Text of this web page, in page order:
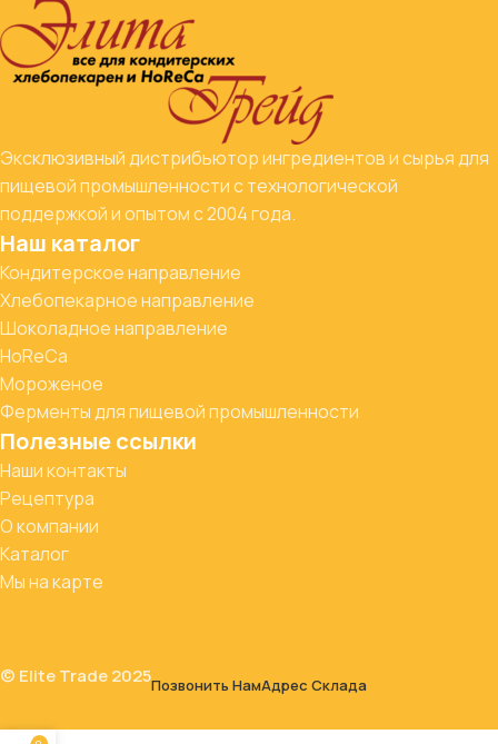
Эксклюзивный дистрибьютор ингредиентов и сырья для
пищевой промышленности с технологической
поддержкой и опытом с 2004 года.
Наш каталог
Кондитерское направление
Хлебопекарное направление
Шоколадное направление
HoReCa
Мороженое
Ферменты для пищевой промышленности
Полезные ссылки
Наши контакты
Рецептура
О компании
Каталог
Мы на карте
© Elite Trade 2025Позвонить НамАдрес Склада